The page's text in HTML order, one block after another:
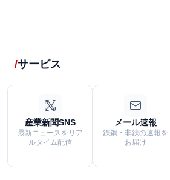
サービス
産業新聞SNS
最新ニュースをリア
ルタイム配信
メール速報
鉄鋼・非鉄の速報を
お届け